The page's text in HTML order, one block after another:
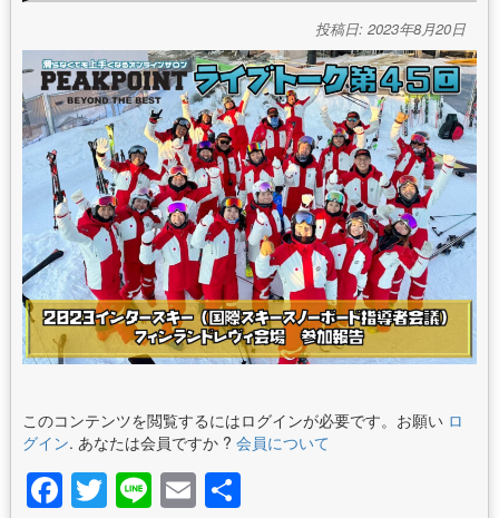
投稿日: 2023年8月20日
このコンテンツを閲覧するにはログインが必要です。お願い ロ
グイン. あなたは会員ですか ? 会員について
Facebook
Twitter
LineEmail
共